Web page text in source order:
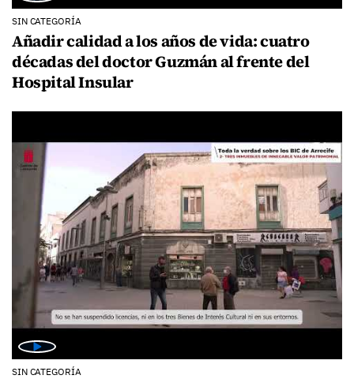
SIN CATEGORÍA
Añadir calidad a los años de vida: cuatro
décadas del doctor Guzmán al frente del
Hospital Insular
SIN CATEGORÍA